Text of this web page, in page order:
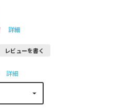
詳細
レビューを書く
詳細